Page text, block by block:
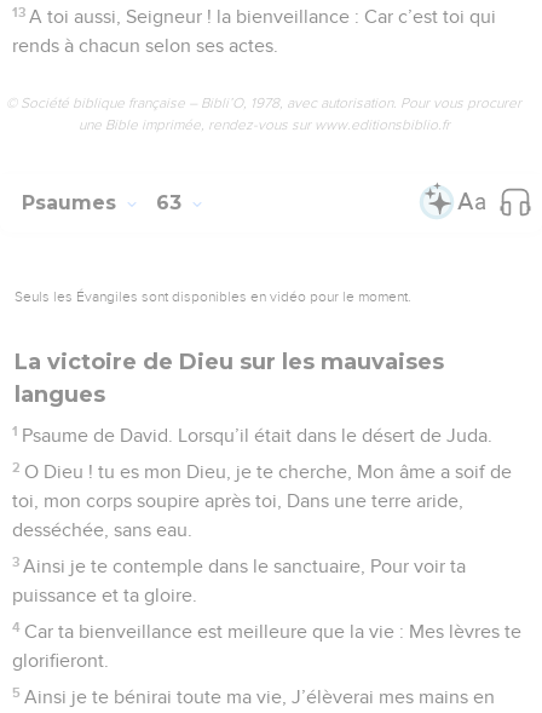
13 A toi aussi, Seigneur ! la bienveillance : Car c’est toi qui
rends à chacun selon ses actes.
© Société biblique française – Bibli’O, 1978, avec autorisation. Pour vous procurer
une Bible imprimée, rendez-vous sur www.editionsbiblio.fr
Psaumes 63
Seuls les Évangiles sont disponibles en vidéo pour le moment.
La victoire de Dieu sur les mauvaises
langues
1 Psaume de David. Lorsqu’il était dans le désert de Juda.
2 O Dieu ! tu es mon Dieu, je te cherche, Mon âme a soif de
toi, mon corps soupire après toi, Dans une terre aride,
desséchée, sans eau.
3 Ainsi je te contemple dans le sanctuaire, Pour voir ta
puissance et ta gloire.
4 Car ta bienveillance est meilleure que la vie : Mes lèvres te
glorifieront.
5 Ainsi je te bénirai toute ma vie, J’élèverai mes mains en